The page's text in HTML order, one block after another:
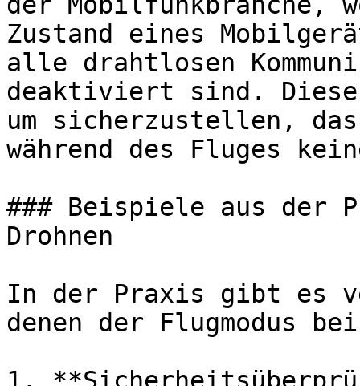
Zustand eines
alle drahtlosen
deaktiviert sind.
um sicherzustellen,
während des Fluges
### Beispiele aus der
Drohnen
In der Praxis gibt es
denen der Flugmodus